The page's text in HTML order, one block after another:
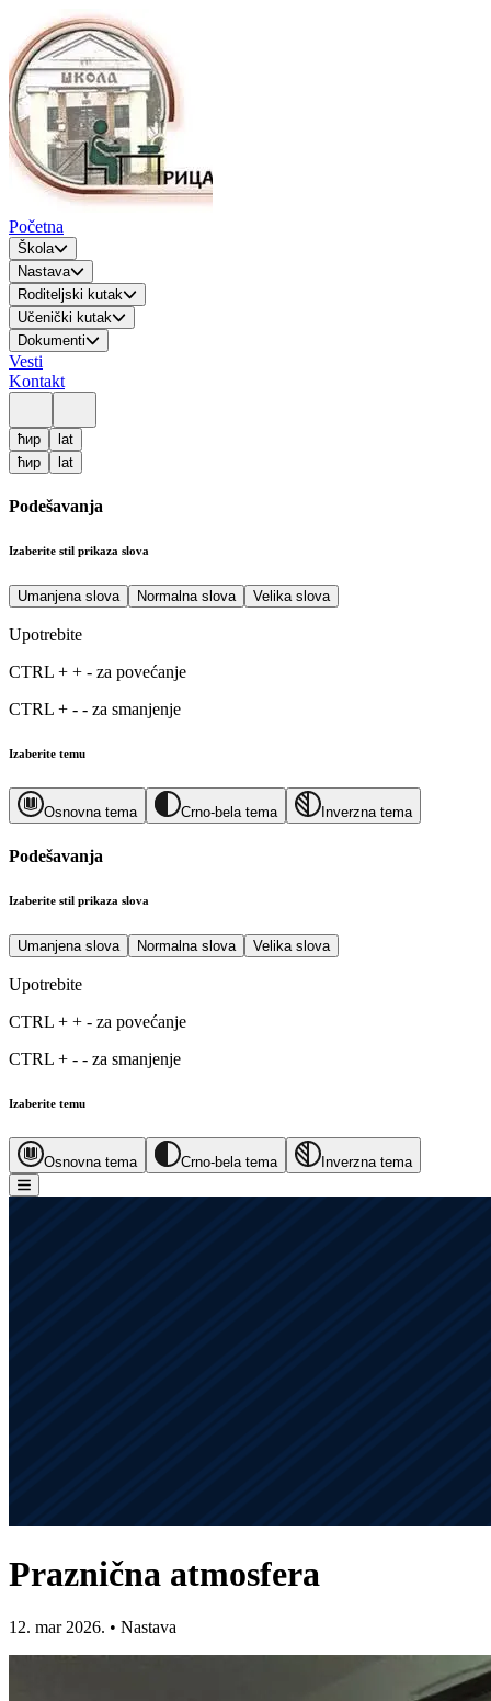
Početna
Škola
Nastava
Roditeljski kutak
Učenički kutak
Dokumenti
Vesti
Kontakt
ћир
lat
ћир
lat
Podešavanja
Izaberite stil prikaza slova
Umanjena slova Normalna slova Velika slova
Upotrebite
CTRL + + - za povećanje
CTRL + - - za smanjenje
Izaberite temu
Osnovna tema Crno-bela tema Inverzna tema
Podešavanja
Izaberite stil prikaza slova
Umanjena slova Normalna slova Velika slova
Upotrebite
CTRL + + - za povećanje
CTRL + - - za smanjenje
Izaberite temu
Osnovna tema Crno-bela tema Inverzna tema
Praznična atmosfera
12. mar 2026. • Nastava